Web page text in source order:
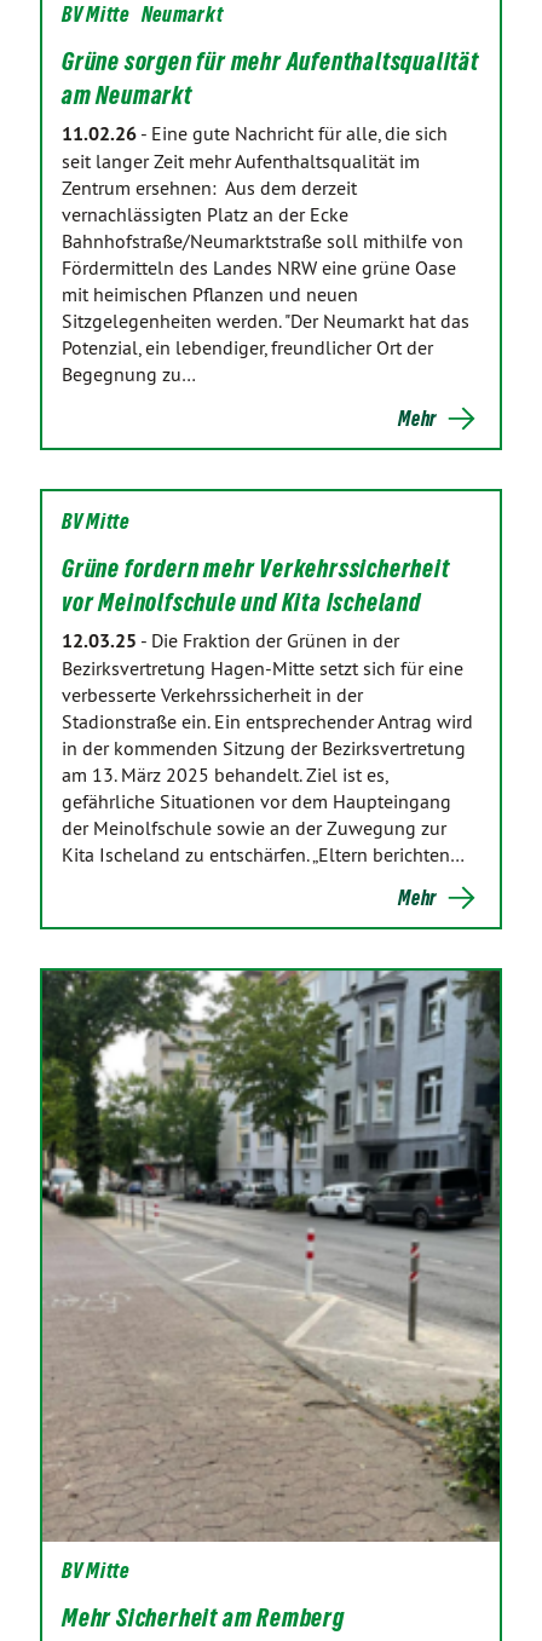
BV Mitte Neumarkt
Grüne sorgen für mehr Aufenthaltsqualität
am Neumarkt
11.02.26 - Eine gute Nachricht für alle, die sich
seit langer Zeit mehr Aufenthaltsqualität im
Zentrum ersehnen: Aus dem derzeit
vernachlässigten Platz an der Ecke
Bahnhofstraße/Neumarktstraße soll mithilfe von
Fördermitteln des Landes NRW eine grüne Oase
mit heimischen Pflanzen und neuen
Sitzgelegenheiten werden. "Der Neumarkt hat das
Potenzial, ein lebendiger, freundlicher Ort der
Begegnung zu…
Mehr
BV Mitte
Grüne fordern mehr Verkehrssicherheit
vor Meinolfschule und Kita Ischeland
12.03.25 - Die Fraktion der Grünen in der
Bezirksvertretung Hagen-Mitte setzt sich für eine
verbesserte Verkehrssicherheit in der
Stadionstraße ein. Ein entsprechender Antrag wird
in der kommenden Sitzung der Bezirksvertretung
am 13. März 2025 behandelt. Ziel ist es,
gefährliche Situationen vor dem Haupteingang
der Meinolfschule sowie an der Zuwegung zur
Kita Ischeland zu entschärfen. „Eltern berichten…
Mehr
BV Mitte
Mehr Sicherheit am Remberg